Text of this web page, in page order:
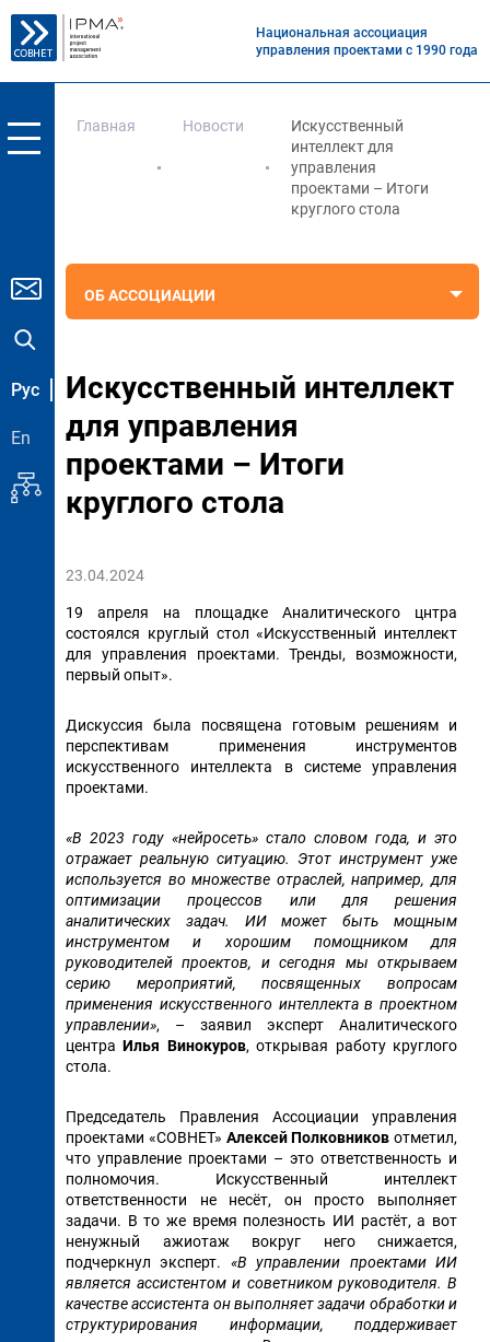
Национальная ассоциация
управления проектами с 1990 года
Рус
En
Главная Новости
Искусственный
интеллект для
управления
проектами – Итоги
круглого стола
ОБ АССОЦИАЦИИ
Искусственный интеллект
для управления
проектами – Итоги
круглого стола
23.04.2024
19 апреля на площадке Аналитического цнтра
состоялся круглый стол «Искусственный интеллект
для управления проектами. Тренды, возможности,
первый опыт».
Дискуссия была посвящена готовым решениям и
перспективам применения инструментов
искусственного интеллекта в системе управления
проектами.
«В 2023 году «нейросеть» стало словом года, и это
отражает реальную ситуацию. Этот инструмент уже
используется во множестве отраслей, например, для
оптимизации процессов или для решения
аналитических задач. ИИ может быть мощным
инструментом и хорошим помощником для
руководителей проектов, и сегодня мы открываем
серию мероприятий, посвященных вопросам
применения искусственного интеллекта в проектном
управлении», – заявил эксперт Аналитического
центраИлья Винокуров, открывая работу круглого
стола.
Председатель Правления Ассоциации управления
проектами «СОВНЕТ» Алексей Полковников отметил,
что управление проектами – это ответственность и
полномочия. Искусственный интеллект
ответственности не несёт, он просто выполняет
задачи. В то же время полезность ИИ растёт, а вот
ненужный ажиотаж вокруг него снижается,
подчеркнул эксперт. «В управлении проектами ИИ
является ассистентом и советником руководителя. В
качестве ассистента он выполняет задачи обработки и
структурирования информации, поддерживает